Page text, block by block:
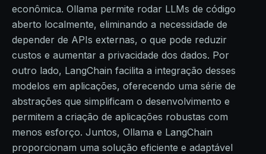
econômica. Ollama permite rodar LLMs de código
aberto localmente, eliminando a necessidade de
depender de APIs externas, o que pode reduzir
custos e aumentar a privacidade dos dados. Por
outro lado, LangChain facilita a integração desses
modelos em aplicações, oferecendo uma série de
abstrações que simplificam o desenvolvimento e
permitem a criação de aplicações robustas com
menos esforço. Juntos, Ollama e LangChain
proporcionam uma solução eficiente e adaptável